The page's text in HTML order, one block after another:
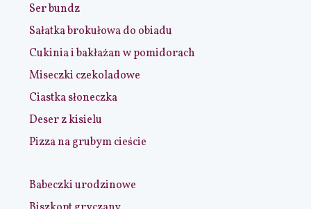
Ser bundz
Sałatka brokułowa do obiadu
Cukinia i bakłażan w pomidorach
Miseczki czekoladowe
Ciastka słoneczka
Deser z kisielu
Pizza na grubym cieście
Babeczki urodzinowe